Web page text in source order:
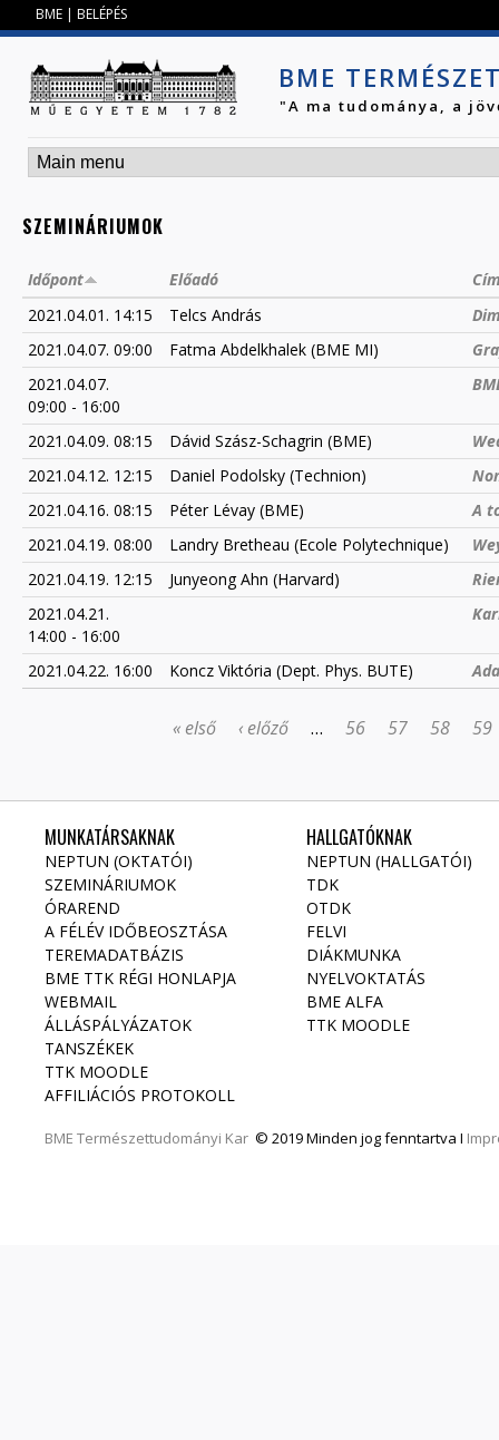
BME | BELÉPÉS
BME
"A ma tudománya, a
SZEMINÁRIUMOK
Időpont Előadó
2021.04.01. 14:15
Telcs András
2021.04.07. 09:00
Fatma Abdelkhalek (BME MI)
2021.04.07.
09:00 - 16:00
2021.04.09. 08:15 Dávid Szász-Schagrin (BME)
2021.04.12. 12:15
Daniel Podolsky (Technion)
2021.04.16. 08:15
Péter Lévay (BME)
A
2021.04.19. 08:00
Landry Bretheau (Ecole Polytechnique)
2021.04.19. 12:15
Junyeong Ahn (Harvard)
2021.04.21.
14:00 - 16:00
2021.04.22. 16:00 Koncz Viktória (Dept. Phys. BUTE)
« első ‹ előző … 56 57 58 59
MUNKATÁRSAKNAK
NEPTUN (OKTATÓI)
SZEMINÁRIUMOK
ÓRAREND
A FÉLÉV IDŐBEOSZTÁSA
TEREMADATBÁZIS
BME TTK RÉGI HONLAPJA
WEBMAIL
ÁLLÁSPÁLYÁZATOK
TANSZÉKEK
TTK MOODLE
AFFILIÁCIÓS PROTOKOLL
BME Természettudományi Kar © 2019 Minden jog fenntartva I
HALLGATÓKNAK
NEPTUN (HALLGATÓI)
TDK
OTDK
FELVI
DIÁKMUNKA
NYELVOKTATÁS
BME ALFA
TTK MOODLE